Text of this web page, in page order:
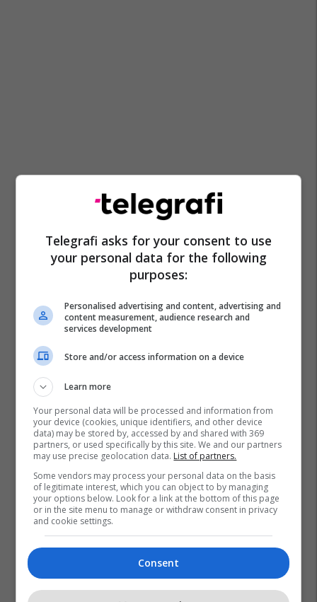
Telegrafi asks for your consent to use
your personal data for the following
purposes:
Personalised advertising and content, advertising and
content measurement, audience research and
services development
Store and/or access information on a device
Learn more
Your personal data will be processed and information from
your device (cookies, unique identifiers, and other device
data) may be stored by, accessed by and shared with 369
partners, or used specifically by this site. We and our partners
may use precise geolocation data. List of partners.
Some vendors may process your personal data on the basis
of legitimate interest, which you can object to by managing
your options below. Look for a link at the bottom of this page
or in the site menu to manage or withdraw consent in privacy
and cookie settings.
Consent